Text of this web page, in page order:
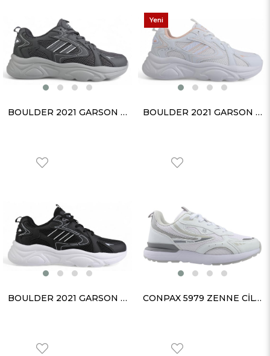
BOULDER 2021 GARSON ANORAK FÜME BUZ BOULDER 2021 GARSON ANORAK BEYAZ PUDRA
Yeni
Ürün
BOULDER 2021 GARSON ANORAK SİYAH BEYAZ CONPAX 5979 ZENNE CİLT BEYAZ BUZ